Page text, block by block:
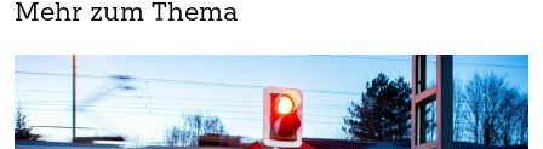
Mehr zum Thema